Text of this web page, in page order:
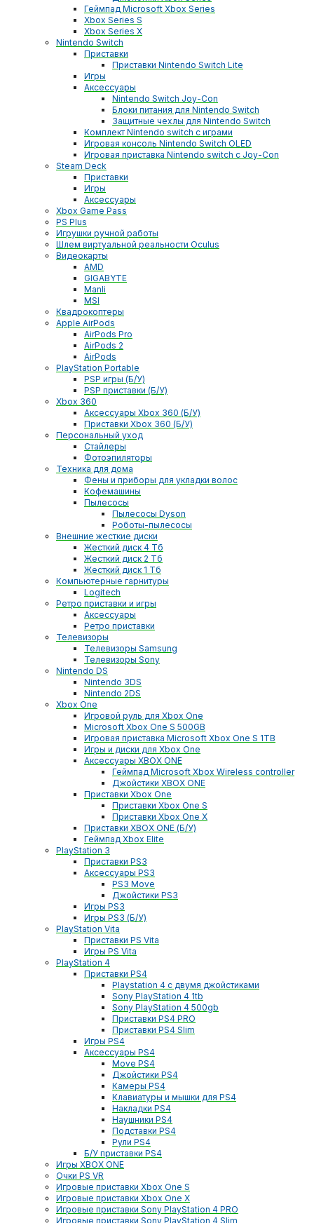
Геймпад Microsoft Xbox Series
Xbox Series S
Xbox Series X
Nintendo Switch
Приставки
Приставки Nintendo Switch Lite
Игры
Аксессуары
Nintendo Switch Joy-Con
Блоки питания для Nintendo Switch
Защитные чехлы для Nintendo Switch
Комплект Nintendo switch с играми
Игровая консоль Nintendo Switch OLED
Игровая приставка Nintendo switch с Joy-Con
Steam Deck
Приставки
Игры
Аксессуары
Xbox Game Pass
PS Plus
Игрушки ручной работы
Шлем виртуальной реальности Oculus
Видеокарты
AMD
GIGABYTE
Manli
MSI
Квадрокоптеры
Apple AirPods
AirPods Pro
AirPods 2
AirPods
PlayStation Portable
PSP игры (Б/У)
PSP приставки (Б/У)
Xbox 360
Аксессуары Xbox 360 (Б/У)
Приставки Xbox 360 (Б/У)
Персональный уход
Стайлеры
Фотоэпиляторы
Техника для дома
Фены и приборы для укладки волос
Кофемашины
Пылесосы
Пылесосы Dyson
Роботы-пылесосы
Внешние жесткие диски
Жесткий диск 4 Тб
Жесткий диск 2 Тб
Жесткий диск 1 Тб
Компьютерные гарнитуры
Logitech
Ретро приставки и игры
Аксессуары
Ретро приставки
Телевизоры
Телевизоры Samsung
Телевизоры Sony
Nintendo DS
Nintendo 3DS
Nintendo 2DS
Xbox One
Игровой руль для Xbox One
Microsoft Xbox One S 500GB
Игровая приставка Microsoft Xbox One S 1TB
Игры и диски для Xbox One
Аксессуары XBOX ONE
Геймпад Microsoft Xbox Wireless controller
Джойстики XBOX ONE
Приставки Xbox One
Приставки Xbox One S
Приставки Xbox One X
Приставки XBOX ONE (Б/У)
Геймпад Xbox Elite
PlayStation 3
Приставки PS3
Аксессуары PS3
PS3 Move
Джойстики PS3
Игры PS3
Игры PS3 (Б/У)
PlayStation Vita
Приставки PS Vita
Игры PS Vita
PlayStation 4
Приставки PS4
Playstation 4 с двумя джойстиками
Sony PlayStation 4 1tb
Sony PlayStation 4 500gb
Приставки PS4 PRO
Приставки PS4 Slim
Игры PS4
Аксессуары PS4
Move PS4
Джойстики PS4
Камеры PS4
Клавиатуры и мышки для PS4
Накладки PS4
Наушники PS4
Подставки PS4
Рули PS4
Б/У приставки PS4
Игры XBOX ONE
Очки PS VR
Игровые приставки Xbox One S
Игровые приставки Xbox One X
Игровые приставки Sony PlayStation 4 PRO
Игровые приставки Sony PlayStation 4 Slim